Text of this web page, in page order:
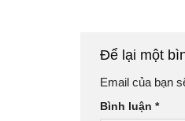
Để lại một
Email của bạn
Bình luận *